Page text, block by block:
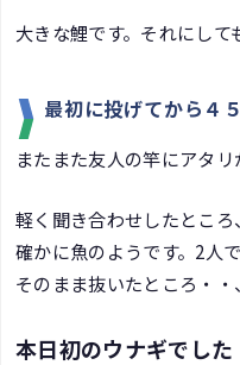
大きな鯉です。それにして
最初に投げてから４
またまた友人の竿にアタ
軽く聞き合わせしたとこ
確かに魚のようです。2人
そのまま抜いたところ・・、
本日初のウナギでした